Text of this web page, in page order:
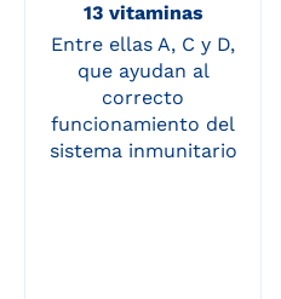
13 vitaminas
Entre ellas A, C y D,
que ayudan al
correcto
funcionamiento del
sistema inmunitario